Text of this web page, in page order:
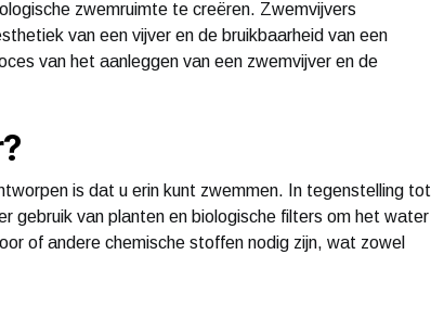
zwemruimte te creëren. Zwemvijvers
van een vijver en de bruikbaarheid van een
van het aanleggen van een zwemvijver en de
is dat u erin kunt zwemmen. In tegenstelling tot
gebruik van planten en biologische filters om het water
of andere chemische stoffen nodig zijn, wat zowel